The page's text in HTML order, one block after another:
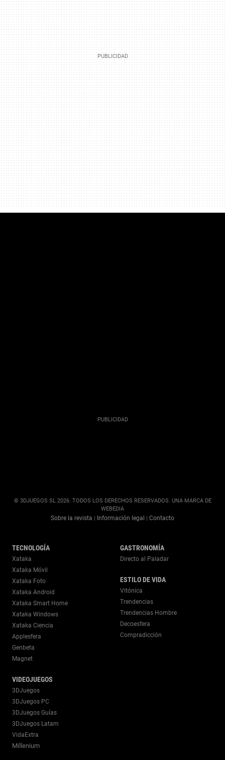
© 3DJUEGOS SL 2026. TODOS LOS DERECHOS RESERVADOS. UNA MARCA DE
WEBEDIA
Sobre la revista Información legal Contacto
TECNOLOGÍA
Xataka
Xataka Móvil
Xataka Foto
Xataka Android
Xataka Smart Home
Xataka Windows
Xataka Ciencia
Applesfera
Genbeta
Magnet
VIDEOJUEGOS
3DJuegos
3DJuegos PC
3DJuegos Guías
3DJuegos Latam
VidaExtra
Millenium
GASTRONOMÍA
Directo al Paladar
ESTILO DE VIDA
Vitónica
Trendencias
Trendencias Hombre
Decoesfera
Compradicción